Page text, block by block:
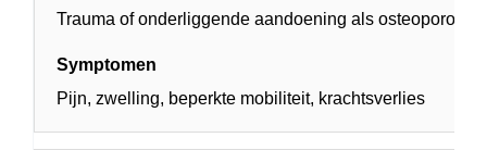
Trauma of onderliggende aandoening als osteoporose
Pijn, zwelling, beperkte mobiliteit, krachtsverlies